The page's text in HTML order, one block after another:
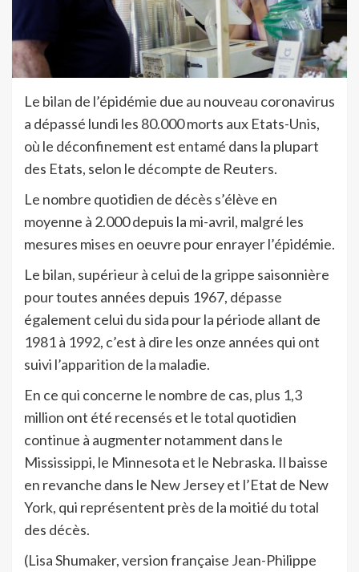
Le bilan de l’épidémie due au nouveau coronavirus
a dépassé lundi les 80.000 morts aux Etats-Unis,
où le déconfinement est entamé dans la plupart
des Etats, selon le décompte de Reuters.
Le nombre quotidien de décès s’élève en
moyenne à 2.000 depuis la mi-avril, malgré les
mesures mises en oeuvre pour enrayer l’épidémie.
Le bilan, supérieur à celui de la grippe saisonnière
pour toutes années depuis 1967, dépasse
également celui du sida pour la période allant de
1981 à 1992, c’est à dire les onze années qui ont
suivi l’apparition de la maladie.
En ce qui concerne le nombre de cas, plus 1,3
million ont été recensés et le total quotidien
continue à augmenter notamment dans le
Mississippi, le Minnesota et le Nebraska. Il baisse
en revanche dans le New Jersey et l’Etat de New
York, qui représentent près de la moitié du total
des décès.
(Lisa Shumaker, version française Jean-Philippe